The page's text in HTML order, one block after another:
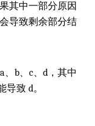
其中一部分原因
导致剩余部分结
、b、c、d，其中
导致 d。